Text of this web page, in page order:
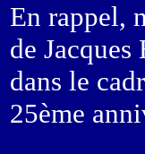
En rappel,
de
dans le
25ème